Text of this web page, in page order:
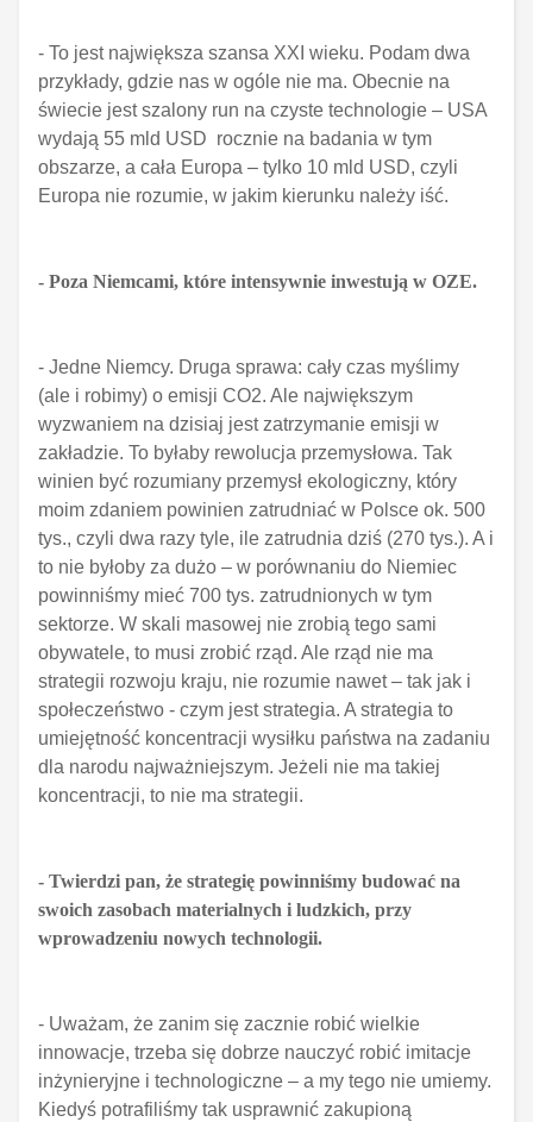
- To jest największa szansa XXI wieku. Podam dwa
przykłady, gdzie nas w ogóle nie ma. Obecnie na
świecie jest szalony run na czyste technologie – USA
wydają 55 mld USD rocznie na badania w tym
obszarze, a cała Europa – tylko 10 mld USD, czyli
Europa nie rozumie, w jakim kierunku należy iść.
- Poza Niemcami, które intensywnie inwestują w OZE.
- Jedne Niemcy. Druga sprawa: cały czas myślimy
(ale i robimy) o emisji CO2. Ale największym
wyzwaniem na dzisiaj jest zatrzymanie emisji w
zakładzie. To byłaby rewolucja przemysłowa. Tak
winien być rozumiany przemysł ekologiczny, który
moim zdaniem powinien zatrudniać w Polsce ok. 500
tys., czyli dwa razy tyle, ile zatrudnia dziś (270 tys.). A i
to nie byłoby za dużo – w porównaniu do Niemiec
powinniśmy mieć 700 tys. zatrudnionych w tym
sektorze. W skali masowej nie zrobią tego sami
obywatele, to musi zrobić rząd. Ale rząd nie ma
strategii rozwoju kraju, nie rozumie nawet – tak jak i
społeczeństwo - czym jest strategia. A strategia to
umiejętność koncentracji wysiłku państwa na zadaniu
dla narodu najważniejszym. Jeżeli nie ma takiej
koncentracji, to nie ma strategii.
- Twierdzi pan, że strategię powinniśmy budować na
swoich zasobach materialnych i ludzkich, przy
wprowadzeniu nowych technologii.
- Uważam, że zanim się zacznie robić wielkie
innowacje, trzeba się dobrze nauczyć robić imitacje
inżynieryjne i technologiczne – a my tego nie umiemy.
Kiedyś potrafiliśmy tak usprawnić zakupioną